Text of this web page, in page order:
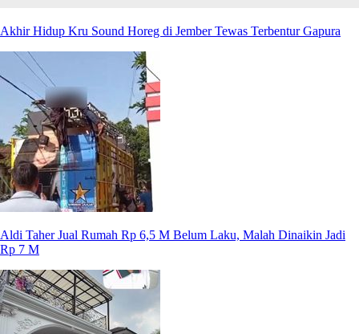
Akhir Hidup Kru Sound Horeg di Jember Tewas Terbentur Gapura
Aldi Taher Jual Rumah Rp 6,5 M Belum Laku, Malah Dinaikin Jadi
Rp 7 M